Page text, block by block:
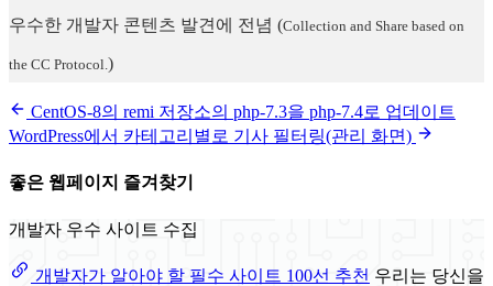
우수한 개발자 콘텐츠 발견에 전념 (Collection and Share based on
the CC Protocol.)
CentOS-8의 remi 저장소의 php-7.3을 php-7.4로 업데이트
WordPress에서 카테고리별로 기사 필터링(관리 화면)
좋은 웹페이지 즐겨찾기
개발자 우수 사이트 수집
개발자가 알아야 할 필수 사이트 100선 추천 우리는 당신을